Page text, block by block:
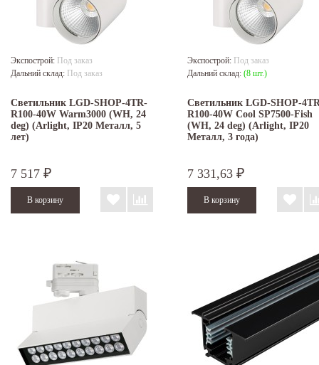
Экспострой: Под заказ
Дальний склад: Под заказ
Светильник LGD-SHOP-4TR-
R100-40W Warm3000 (WH, 24
deg) (Arlight, IP20 Металл, 5
лет)
7 517 ₽
Экспострой: Под заказ
Дальний склад: (8 шт.)
Светильник LGD-SHOP-
R100-40W Cool SP7500-Fish
(WH, 24 deg) (Arlight, IP20
Металл, 3 года)
7 331,63 ₽